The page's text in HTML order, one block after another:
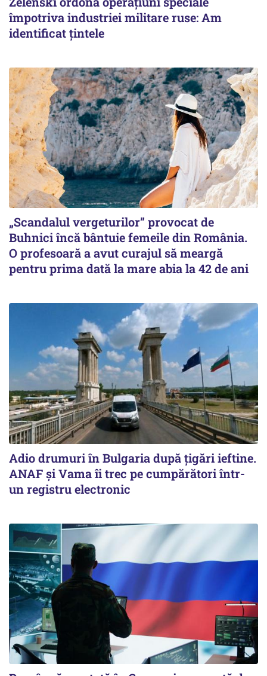
împotriva industriei militare ruse: Am
identificat țintele
„Scandalul vergeturilor” provocat de
Buhnici încă bântuie femeile din România.
O profesoară a avut curajul să meargă
pentru prima dată la mare abia la 42 de ani
Adio drumuri în Bulgaria după țigări ieftine.
ANAF și Vama îi trec pe cumpărători într-
un registru electronic